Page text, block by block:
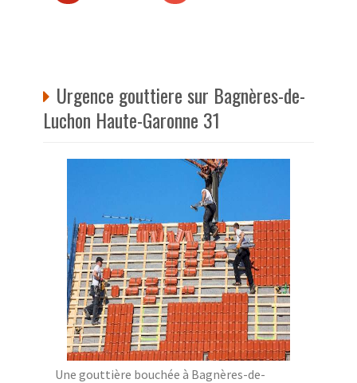
Urgence gouttiere sur Bagnères-de-
Luchon Haute-Garonne 31
Une gouttière bouchée à Bagnères-de-